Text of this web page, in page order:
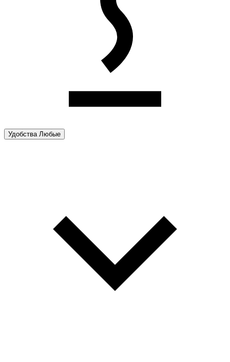
Удобства Любые